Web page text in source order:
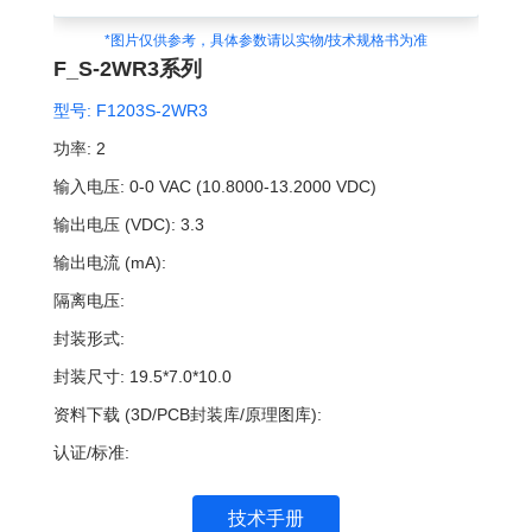
*图片仅供参考，具体参数请以实物/技术规格书为准
F_S-2WR3系列
型号: F1203S-2WR3
功率: 2
输入电压: 0-0 VAC (10.8000-13.2000 VDC)
输出电压 (VDC): 3.3
输出电流 (mA):
隔离电压:
封装形式:
封装尺寸: 19.5*7.0*10.0
资料下载 (3D/PCB封装库/原理图库):
认证/标准:
技术手册